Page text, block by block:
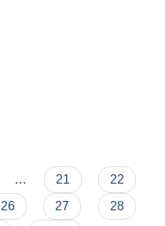
… 21
22
26 27
28